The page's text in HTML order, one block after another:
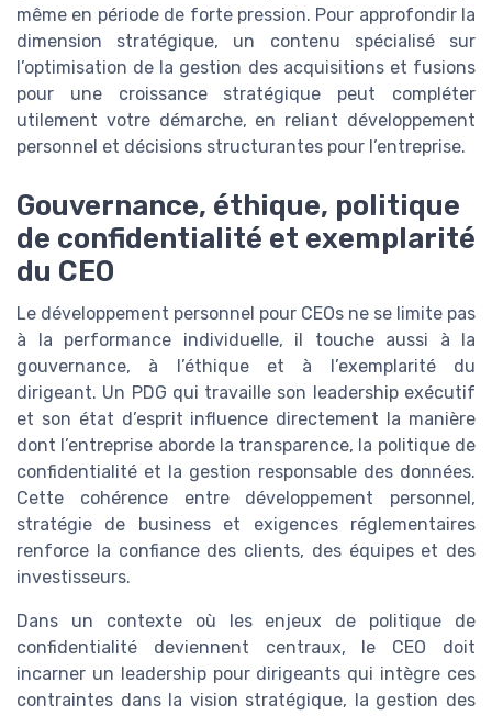
même en période de forte pression. Pour approfondir la
dimension stratégique, un contenu spécialisé sur
l’optimisation de la gestion des acquisitions et fusions
pour une croissance stratégique peut compléter
utilement votre démarche, en reliant développement
personnel et décisions structurantes pour l’entreprise.
Gouvernance, éthique, politique
de confidentialité et exemplarité
du CEO
Le développement personnel pour CEOs ne se limite pas
à la performance individuelle, il touche aussi à la
gouvernance, à l’éthique et à l’exemplarité du
dirigeant. Un PDG qui travaille son leadership exécutif
et son état d’esprit influence directement la manière
dont l’entreprise aborde la transparence, la politique de
confidentialité et la gestion responsable des données.
Cette cohérence entre développement personnel,
stratégie de business et exigences réglementaires
renforce la confiance des clients, des équipes et des
investisseurs.
Dans un contexte où les enjeux de politique de
confidentialité deviennent centraux, le CEO doit
incarner un leadership pour dirigeants qui intègre ces
contraintes dans la vision stratégique, la gestion des